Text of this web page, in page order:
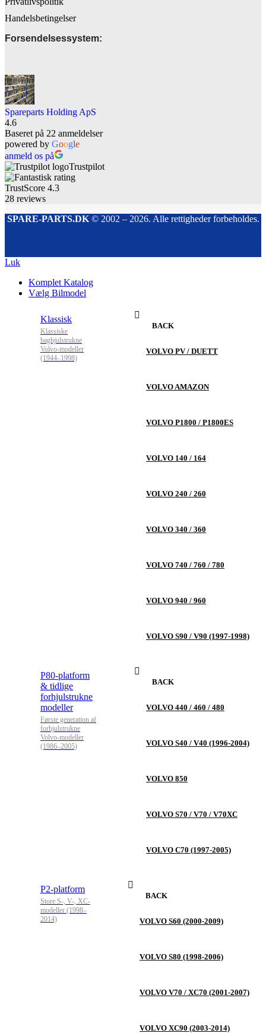
Handelsbetingelser
Forsendelsessystem:
Spareparts Holding ApS
4.6
Baseret på 22 anmeldelser
powered by Google
anmeld os på
Trustpilot
TrustScore 4.3
28 reviews
SPARE-PARTS.DK© 2002 – 2026. Alle rettigheder forbeholdes.
Luk
Komplet Katalog
Vælg Bilmodel
Klassisk
Klassiske
baghjulstrukne
Volvo-modeller
(1944–1998)
BACK
VOLVO PV / DUETT
VOLVO AMAZON
VOLVO P1800 / P1800ES
VOLVO 140 / 164
VOLVO 240 / 260
VOLVO 340 / 360
VOLVO 740 / 760 / 780
VOLVO 940 / 960
VOLVO S90 / V90 (1997-1998)
P80-platform
& tidlige
forhjulstrukne
modeller
Første generation af
forhjulstrukne
Volvo-modeller
(1986–2005)
BACK
VOLVO 440 / 460 / 480
VOLVO S40 / V40 (1996-2004)
VOLVO 850
VOLVO S70 / V70 / V70XC
VOLVO C70 (1997-2005)
P2-platform
Store S-, V-, XC-
modeller (1998–
2014)
BACK
VOLVO S60 (2000-2009)
VOLVO S80 (1998-2006)
VOLVO V70 / XC70 (2001-2007)
VOLVO XC90 (2003-2014)